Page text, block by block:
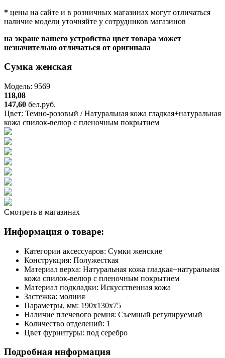
* цены на сайте и в розничных магазинах могут отличаться
наличие модели уточняйте у сотрудников магазинов
на экране вашего устройства цвет товара может
незначительно отличаться от оригинала
Сумка женская
Модель: 9569
118,08
147,60 бел.руб.
Цвет: Темно-розовый / Натуральная кожа гладкая+натуральная
кожа спилок-велюр с пленочным покрытием
Смотреть в магазинах
Информация о товаре:
Категории аксессуаров: Сумки женские
Конструкция: Полужесткая
Материал верха: Натуральная кожа гладкая+натуральная
кожа спилок-велюр с пленочным покрытием
Материал подкладки: Искусственная кожа
Застежка: молния
Параметры, мм: 190х130х75
Наличие плечевого ремня: Съемный регулируемый
Количество отделений: 1
Цвет фурнитуры: под серебро
Подробная информация